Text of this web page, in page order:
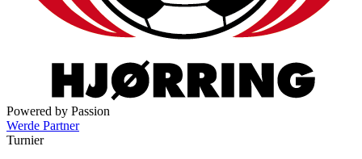
Powered by Passion
Werde Partner
Turnier